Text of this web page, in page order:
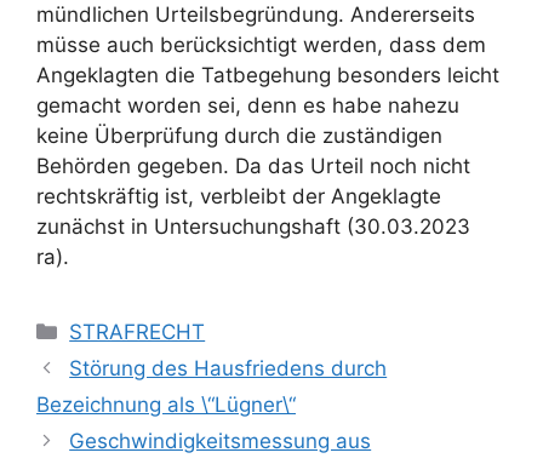
mündlichen Urteilsbegründung. Andererseits
müsse auch berücksichtigt werden, dass dem
Angeklagten die Tatbegehung besonders leicht
gemacht worden sei, denn es habe nahezu
keine Überprüfung durch die zuständigen
Behörden gegeben. Da das Urteil noch nicht
rechtskräftig ist, verbleibt der Angeklagte
zunächst in Untersuchungshaft (30.03.2023
ra).
STRAFRECHT
Störung des Hausfriedens durch
Bezeichnung als \“Lügner\“
Geschwindigkeitsmessung aus